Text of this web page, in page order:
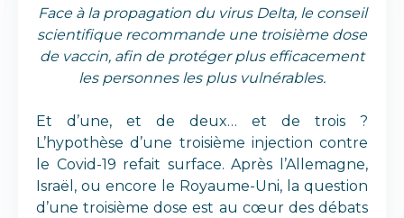
Face à la propagation du virus Delta, le conseil
scientifique recommande une troisième dose
de vaccin, afin de protéger plus efficacement
les personnes les plus vulnérables.
Et d’une, et de deux… et de trois ?
L’hypothèse d’une troisième injection contre
le Covid-19 refait surface. Après l’Allemagne,
Israël, ou encore le Royaume-Uni, la question
d’une troisième dose est au cœur des débats